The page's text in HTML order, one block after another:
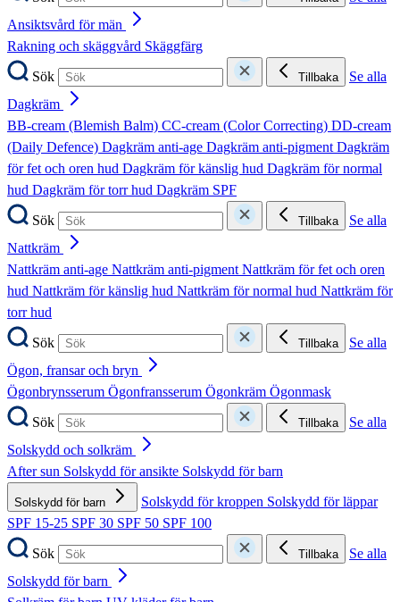
Ansiktsvård för män
Rakning och skäggvård Skäggfärg
Sök
Tillbaka
Se alla
Dagkräm
BB-cream (Blemish Balm) CC-cream (Color Correcting) DD-cream
(Daily Defence) Dagkräm anti-age Dagkräm anti-pigmentDagkräm
för fet och oren hud Dagkräm för känslig hud Dagkräm för normal
hud Dagkräm för torr hud Dagkräm SPF
Sök
Tillbaka
Se alla
Nattkräm
Nattkräm anti-age Nattkräm anti-pigmentNattkräm för fet och oren
hud Nattkräm för känslig hud Nattkräm för normal hud Nattkräm för
torr hud
Sök
Tillbaka
Se alla
Ögon, fransar och bryn
Ögonbrynsserum Ögonfransserum Ögonkräm Ögonmask
Sök
Tillbaka
Se alla
Solskydd och solkräm
After sun Solskydd för ansikte Solskydd för barn
Solskydd för barn Solskydd för kroppen Solskydd för läppar
SPF 15-25 SPF 30 SPF 50 SPF 100
Sök
Tillbaka
Se alla
Solskydd för barn